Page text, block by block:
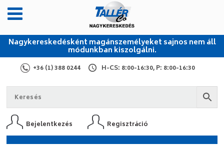
Nagykereskedésként magánszemélyeket sajnos nem áll
módunkban kiszolgálni.
+36 (1) 388 0244 H-CS: 8:00-16:30, P: 8:00-16:30
Bejelentkezés Regisztráció